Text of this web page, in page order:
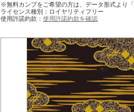
※無料カンプをご希望の方は、データ形式より
ライセンス種別：ロイヤリティフリー
使用許諾約款： 使用許諾約款を確認